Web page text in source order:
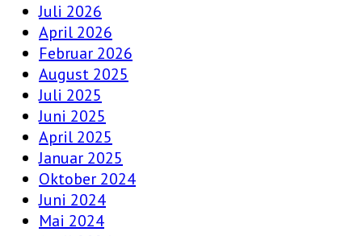
Juli 2026
April 2026
Februar 2026
August 2025
Juli 2025
Juni 2025
April 2025
Januar 2025
Oktober 2024
Juni 2024
Mai 2024